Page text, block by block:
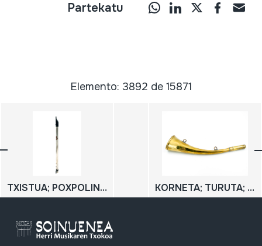
Partekatu
Elemento: 3892 de 15871
TXISTUA; POXPOLIN; TXIRULA KORNETA; TURUTA; HARROBIETAKO KORNETA; CORNETA DE CANTERO